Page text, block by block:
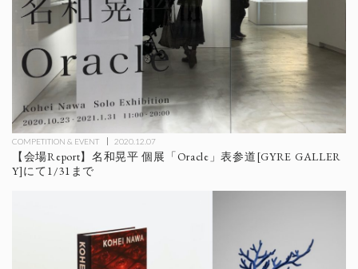
COMPETITION & EVENT 2020.12.07
【会場Report】名和晃平 個展「Oracle」表参道[GYRE GALLER
Y]にて1/31まで